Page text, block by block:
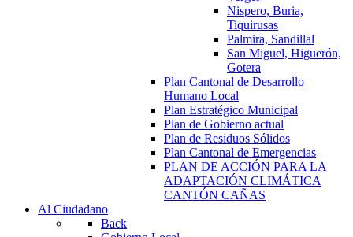
Nispero, Buria,
Tiquirusas
Palmira, Sandillal
San Miguel, Higuerón,
Gotera
Plan Cantonal de Desarrollo
Humano Local
Plan Estratégico Municipal
Plan de Gobierno actual
Plan de Residuos Sólidos
Plan Cantonal de Emergencias
PLAN DE ACCIÓN PARA LA
ADAPTACIÓN CLIMÁTICA
CANTÓN CAÑAS
Al Ciudadano
Back